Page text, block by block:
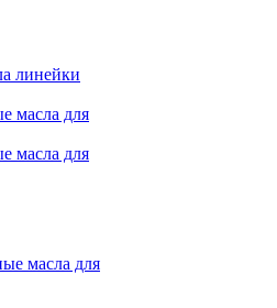
линейки
масла для
масла для
масла для